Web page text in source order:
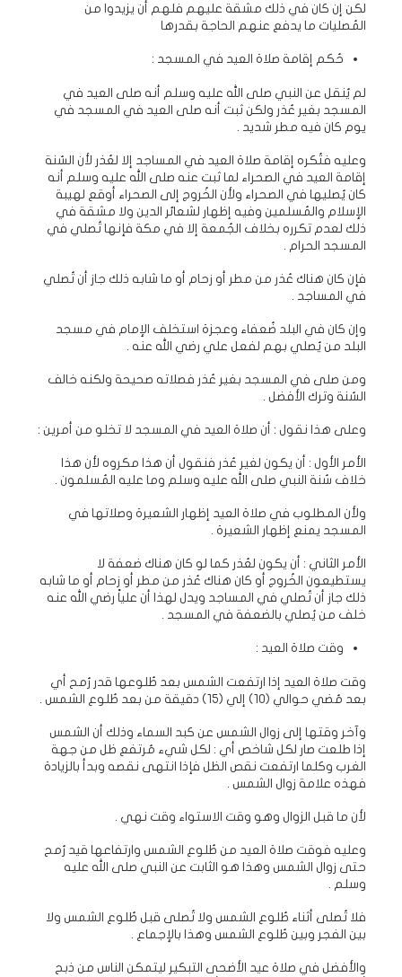
لكن إن كان في ذلك مشقة عليهم فلهم أن يزيدوا من
المُصليات ما يدفع عنهم الحاجة بقدرها
حُكم إقامة صلاة العيد في المسجد :
لم يُنقل عن النبي صلى الله عليه وسلم أنه صلى العيد في
المسجد بغير عُذر ولكن ثبت أنه صلى العيد في المسجد في
يوم كان فيه مطر شديد .
وعليه فتُكره إقامة صلاة العيد في المساجد إلا لعُذر لأن السُنة
إقامة العيد في الصحراء لما ثبت عنه صلى الله عليه وسلم أنه
كان يُصليها في الصحراء ولأن الخُروج إلى الصحراء أوقع لهيبة
الإسلام والمُسلمين وفيه إظهار لشعائر الدين ولا مشقة في
ذلك لعدم تكرره بخلاف الجُمعة إلا في مكة فإنها تُصلي في
المسجد الحرام .
فإن كان هناك عُذر من مطر أو زحام أو ما شابه ذلك جاز أن تُصلي
في المساجد .
وإن كان في البلد ضُعفاء وعجزة استخلف الإمام في مسجد
البلد من يُصلي بهم لفعل علي رضي الله عنه .
ومن صلى في المسجد بغير عُذر فصلاته صحيحة ولكنه خالف
السُنة وترك الأفضل .
وعلى هذا نقول : أن صلاة العيد في المسجد لا تخلو من أمرين :
الأمر الأول : أن يكون لغير عُذر فنقول أن هذا مكروه لأن هذا
خلاف سُنة النبي صلى الله عليه وسلم وما عليه المُسلمون .
ولأن المطلوب في صلاة العيد إظهار الشعيرة وصلاتها في
المسجد يمنع إظهار الشعيرة .
الأمر الثاني : أن يكون لعُذر كما لو كان هناك ضعفة لا
يستطيعون الخُروج أو كان هناك عُذر من مطر أو زحام أو ما شابه
ذلك جاز أن تُصلي في المساجد ويدل لهذا أن علياً رضي الله عنه
خلف من يُصلي بالضعفة في المسجد .
وقت صلاة العيد :
وقت صلاة العيد إذا ارتفعت الشمس بعد طُلوعها قدر رُمح أي
بعد مُضي حوالي (10) إلي (15) دقيقة من بعد طُلوع الشمس .
وآخر وقتها إلى زوال الشمس عن كبد السماء وذلك أن الشمس
إذا طلعت صار لكل شاخص أي : لكل شيء مُرتفع ظل من جهة
الغرب وكلما ارتفعت نقص الظل فإذا انتهى نقصه وبدأ بالزيادة
فهذه علامة زوال الشمس .
لأن ما قبل الزوال وهو وقت الاستواء وقت نهي .
وعليه فوقت صلاة العيد من طُلوع الشمس وارتفاعها قيد رُمح
حتى زوال الشمس وهذا هو الثابت عن النبي صلى الله عليه
وسلم .
فلا تُصلى أثناء طُلوع الشمس ولا تُصلى قبل طُلوع الشمس ولا
بين الفجر وبين طُلوع الشمس وهذا بالإجماع .
والأفضل في صلاة عيد الأضحى التبكير ليتمكن الناس من ذبح